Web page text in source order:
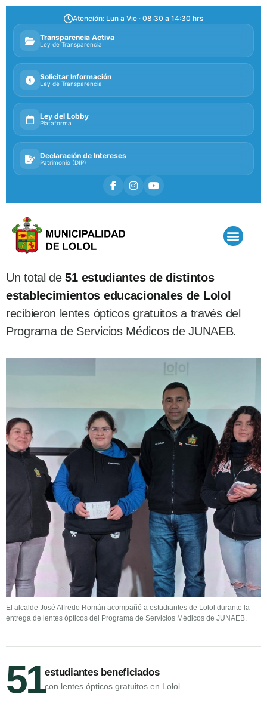
Atención: Lun a Vie · 08:30 a 14:30 hrs
Transparencia Activa
Ley de Transparencia
Solicitar Información
Ley de Transparencia
Ley del Lobby
Plataforma
Declaración de Intereses
Patrimonio (DIP)
Un total de51 estudiantes de distintos
establecimientos educacionales de Lolol
recibieron lentes ópticos gratuitos a través del
Programa de Servicios Médicos de JUNAEB.
El alcalde José Alfredo Román acompañó a estudiantes de Lolol durante la
entrega de lentes ópticos del Programa de Servicios Médicos de JUNAEB.
51estudiantes beneficiados
con lentes ópticos gratuitos en Lolol